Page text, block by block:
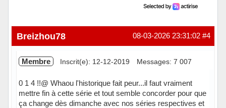
#4
08-03-2026 23:31:02
Breizhou78
Membre Inscrit(e): 12-12-2019 Messages: 7 007
0 1 4 !!@ Whaou l'historique fait peur...il faut vraiment
mettre fin à cette série et tout semble concorder pour que
ça change dès dimanche avec nos séries respectives et